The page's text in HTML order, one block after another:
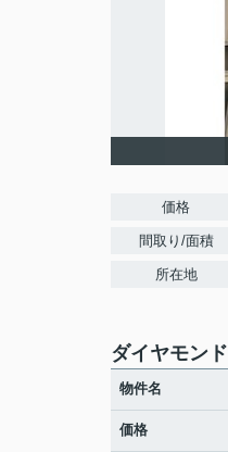
価格
間取り/面積
所在地
ダイヤモン
物件名
価格